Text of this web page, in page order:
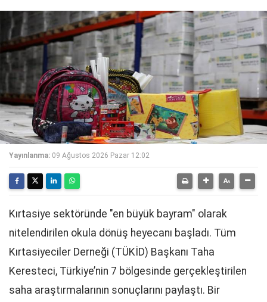
Yayınlanma: 09 Ağustos 2026 Pazar 12:02
Kırtasiye sektöründe "en büyük bayram" olarak
nitelendirilen okula dönüş heyecanı başladı. Tüm
Kırtasiyeciler Derneği (TÜKİD) Başkanı Taha
Keresteci, Türkiye’nin 7 bölgesinde gerçekleştirilen
saha araştırmalarının sonuçlarını paylaştı. Bir